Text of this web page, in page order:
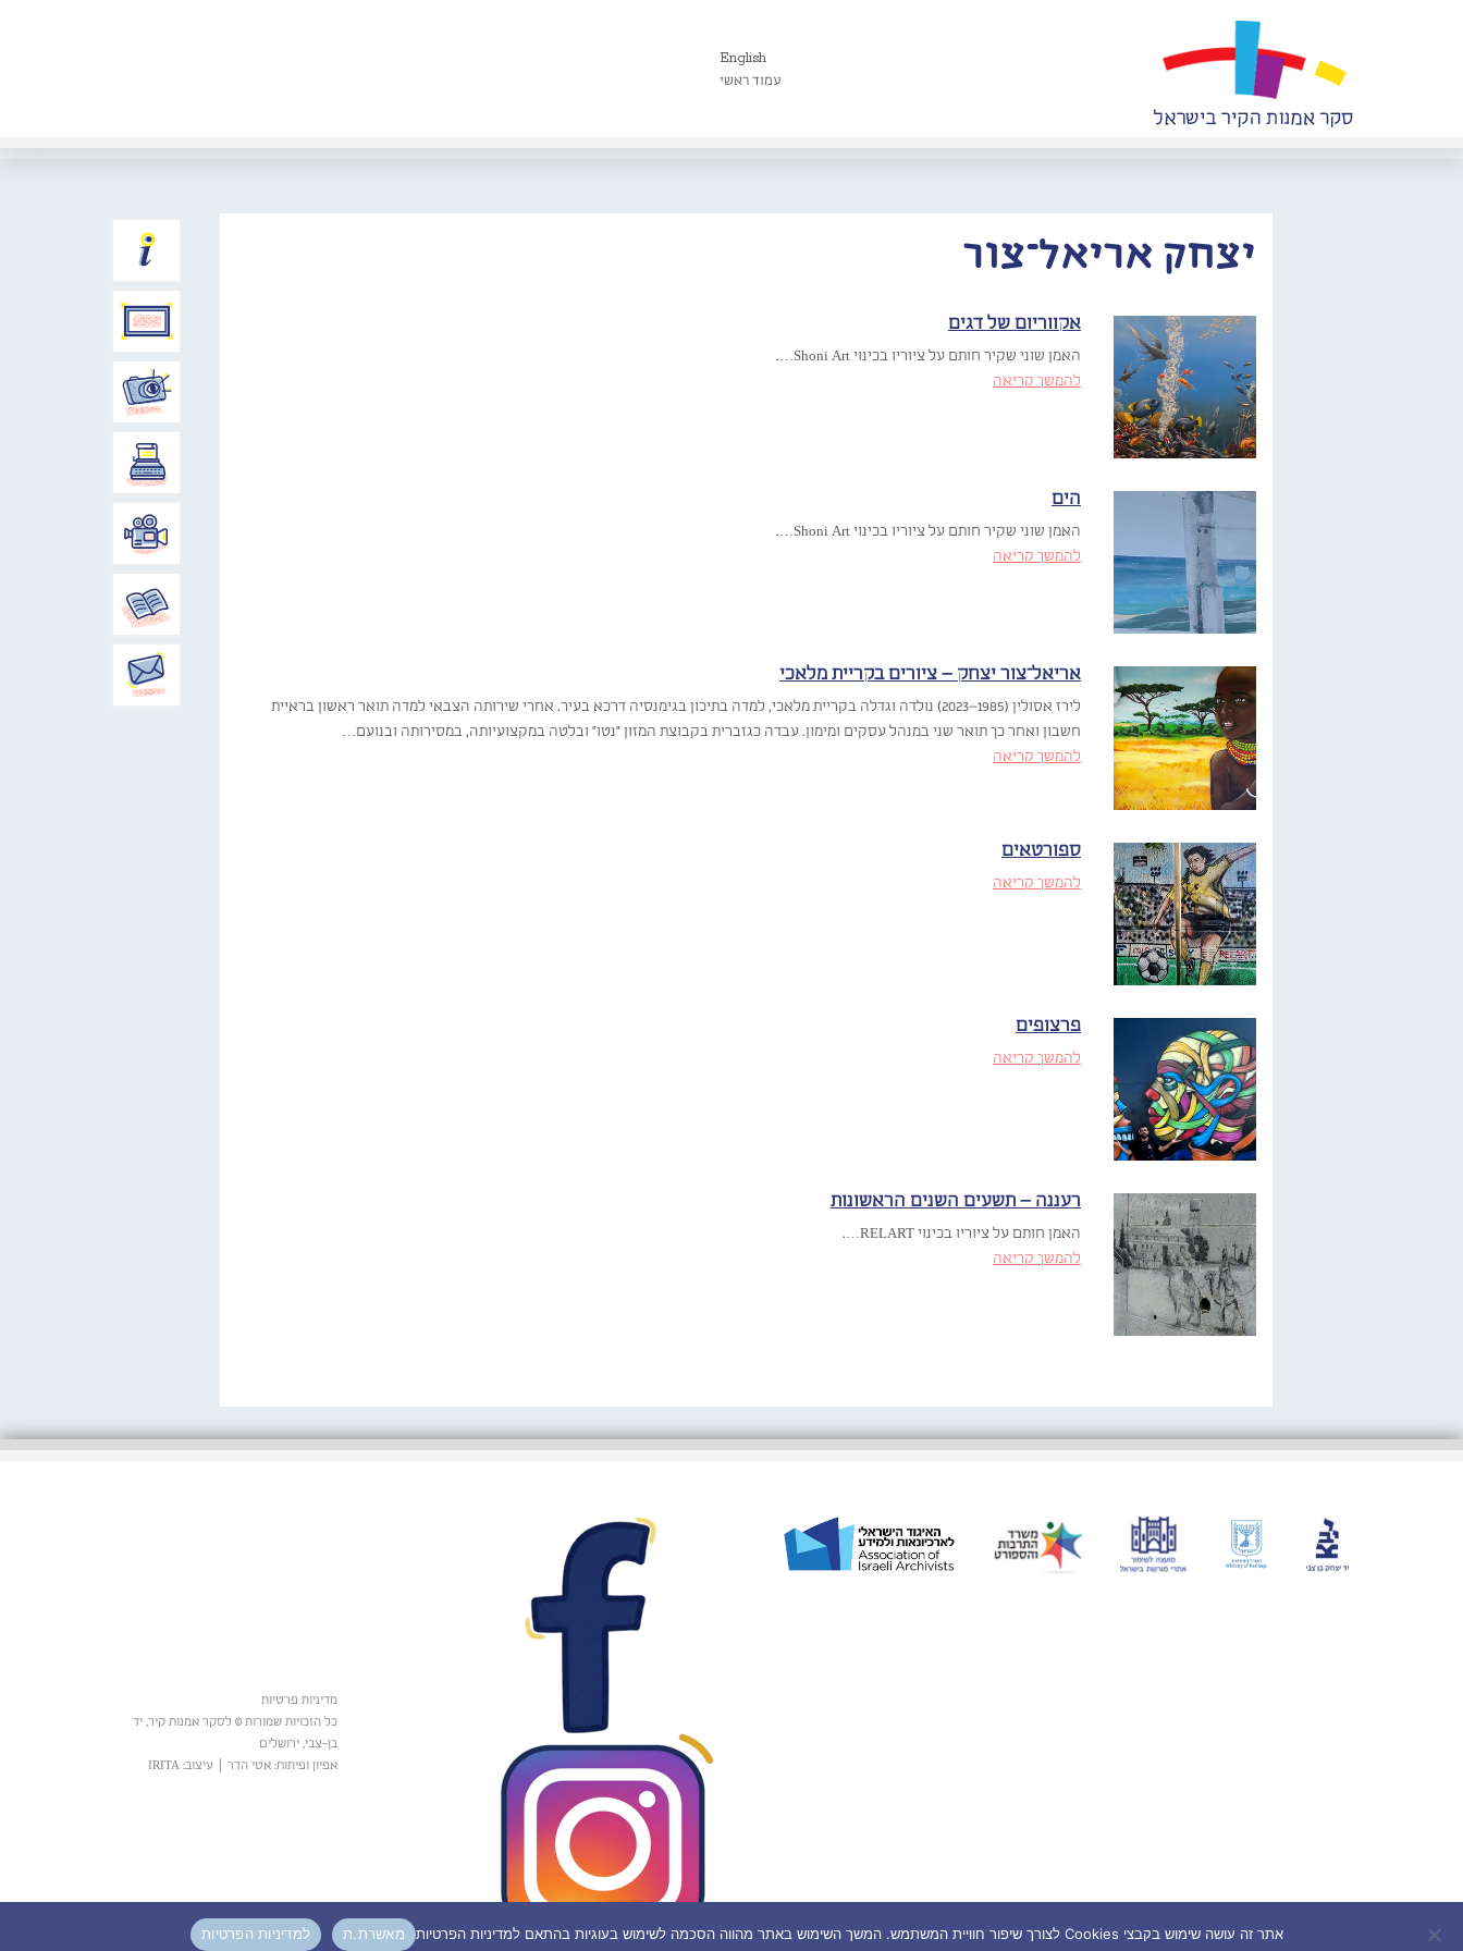
English
עמוד ראשי
יצחק אריאל־צור
אקווריום של דגים
האמן שוני שקיר חותם על ציוריו בכינוי Shoni Art….
להמשך קריאה
הים
האמן שוני שקיר חותם על ציוריו בכינוי Shoni Art….
להמשך קריאה
אריאל־צור יצחק – ציורים בקריית מלאכי
לירז אסולין (1985–2023) נולדה וגדלה בקריית מלאכי, למדה בתיכון בגימנסיה דרכא בעיר. אחרי שירותה הצבאי למדה תואר ראשון בראיית
חשבון ואחר כך תואר שני במנהל עסקים ומימון. עבדה כגזברית בקבוצת המזון ״נטו״ ובלטה במקצועיותה, במסירותה ובנועם…
להמשך קריאה
ספורטאים
להמשך קריאה
פרצופים
להמשך קריאה
רעננה – תשעים השנים הראשונות
האמן חותם על ציוריו בכינוי RELART….
להמשך קריאה
אתר זה עושה שימוש בקבצי Cookies לצורך שיפור חוויית המשתמש. המשך השימוש באתר מהווה הסכמה לשימוש בעוגיות בהתאם למדיניות הפרטיות מאשרת.ת למדיניות הפרטיות
מדיניות פרטיות
כל הזכויות שמורות © לסקר אמנות קיר, יד
בן-צבי, ירושלים
אפיון ופיתוח: אטי הדר
עיצוב: IRITA